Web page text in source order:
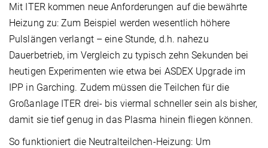
Mit ITER kommen neue Anforderungen auf die bewährte
Heizung zu: Zum Beispiel werden wesentlich höhere
Pulslängen verlangt – eine Stunde, d.h. nahezu
Dauerbetrieb, im Vergleich zu typisch zehn Sekunden bei
heutigen Experimenten wie etwa bei ASDEX Upgrade im
IPP in Garching. Zudem müssen die Teilchen für die
Großanlage ITER drei- bis viermal schneller sein als bisher,
damit sie tief genug in das Plasma hinein fliegen können.
So funktioniert die Neutralteilchen-Heizung: Um